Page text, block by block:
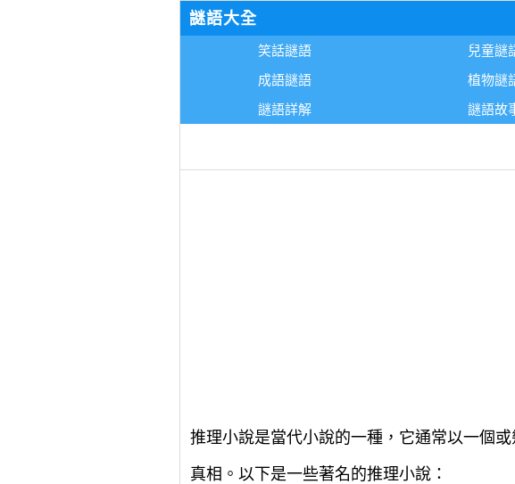
謎語大全
笑話謎語 兒童謎
成語謎語
植物謎
謎語詳解
謎語故
推理小說是當代小說的一種，它通常以一個
真相。以下是一些著名的推理小說：